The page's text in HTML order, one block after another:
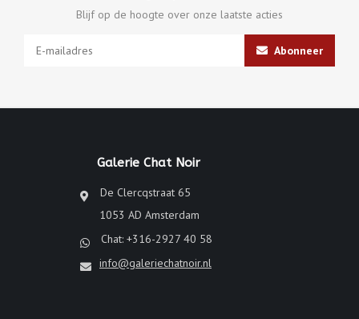
Blijf op de hoogte over onze laatste acties
Abonneer
Galerie Chat Noir
De Clercqstraat 65
1053 AD Amsterdam
Chat: +316-2927 40 58
info@galeriechatnoir.nl